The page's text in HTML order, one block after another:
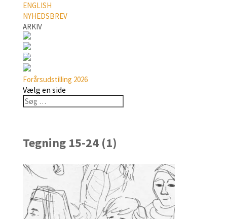
ENGLISH
NYHEDSBREV
ARKIV
Forårsudstilling 2026
Vælg en side
Tegning 15-24 (1)